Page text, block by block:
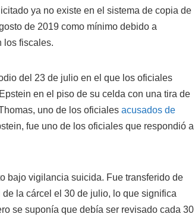
ya no existe en el sistema de copia de
de 2019 como mínimo debido a
los fiscales.
del 23 de julio en el que los oficiales
en el piso de su celda con una tira de
uno de los oficiales acusados de
fue uno de los oficiales que respondió a
bajo vigilancia suicida. Fue transferido de
la cárcel el 30 de julio, lo que significa
se suponía que debía ser revisado cada 30